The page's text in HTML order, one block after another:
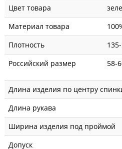
Цвет товара
Материал товара
Плотность
Российский размер
58-
Длина изделия по центру
Длина рукава
Ширина изделия под проймой
Допуск